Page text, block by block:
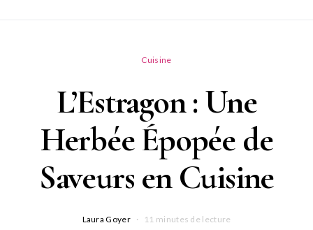
Cuisine
L’Estragon : Une
Herbée Épopée de
Saveurs en Cuisine
Laura Goyer 11 minutes de lecture